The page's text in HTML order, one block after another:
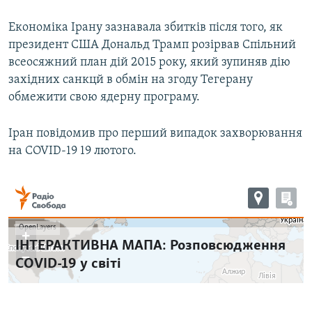
Економіка Ірану зазнавала збитків після того, як
президент США Дональд Трамп розірвав Спільний
всеосяжний план дій 2015 року, який зупиняв дію
західних санкцй в обмін на згоду Тегерану
обмежити свою ядерну програму.
Іран повідомив про перший випадок захворювання
на COVID-19 19 лютого.